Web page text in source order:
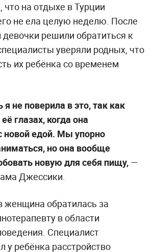
что на отдыхе в Турции
не ела целую неделю. После
девочки решили обратиться к
уверяли родных, что
их ребёнка со временем
я не поверила в это, так как
глазах, когда она
новой едой. Мы упорно
но она вообще
новую для себя пищу, —
Джессики.
женщина обратилась за
в области
Специалист
у ребёнка расстройство